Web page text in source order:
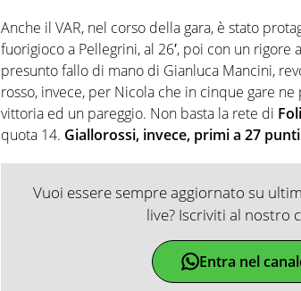
Anche il VAR, nel corso della gara, è stato
fuorigioco a Pellegrini, al 26′, poi con un
presunto fallo di mano di Gianluca Mancini,
rosso, invece, per Nicola che in cinque gare
vittoria ed un pareggio. Non basta la rete di
quota 14. Giallorossi, invece, primi a 27
Vuoi essere sempre aggiornato su
live? Iscriviti al nostro
Entra nel